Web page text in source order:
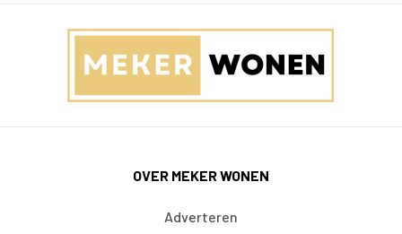
OVER MEKER WONEN
Adverteren